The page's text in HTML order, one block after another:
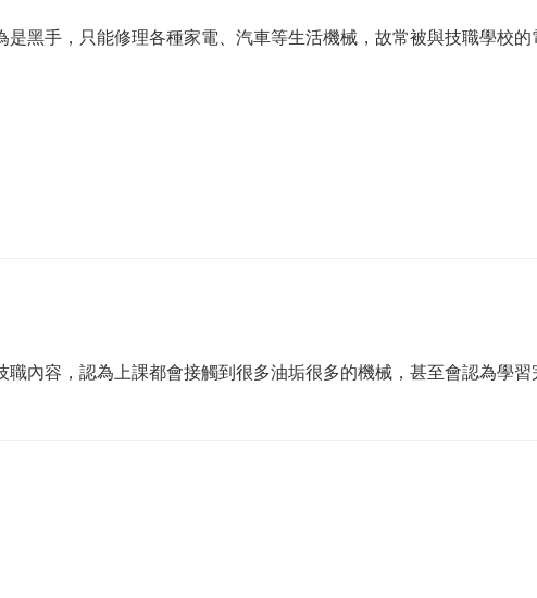
黑手，只能修理各種家電、汽車等生活機械，故常被與技職學校的
內容，認為上課都會接觸到很多油垢很多的機械，甚至會認為學習